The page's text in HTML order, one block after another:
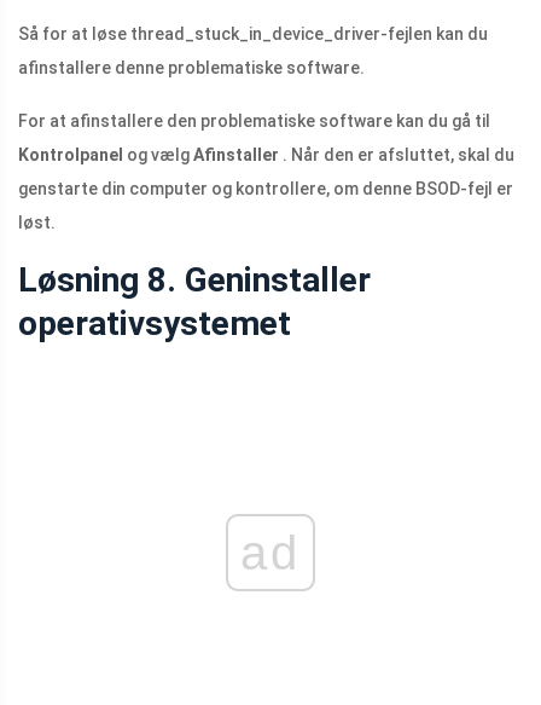
Så for at løse thread_stuck_in_device_driver-fejlen kan du
afinstallere denne problematiske software.
For at afinstallere den problematiske software kan du gå til
Kontrolpanel og vælgAfinstaller . Når den er afsluttet, skal du
genstarte din computer og kontrollere, om denne BSOD-fejl er
løst.
Løsning 8. Geninstaller
operativsystemet
ad